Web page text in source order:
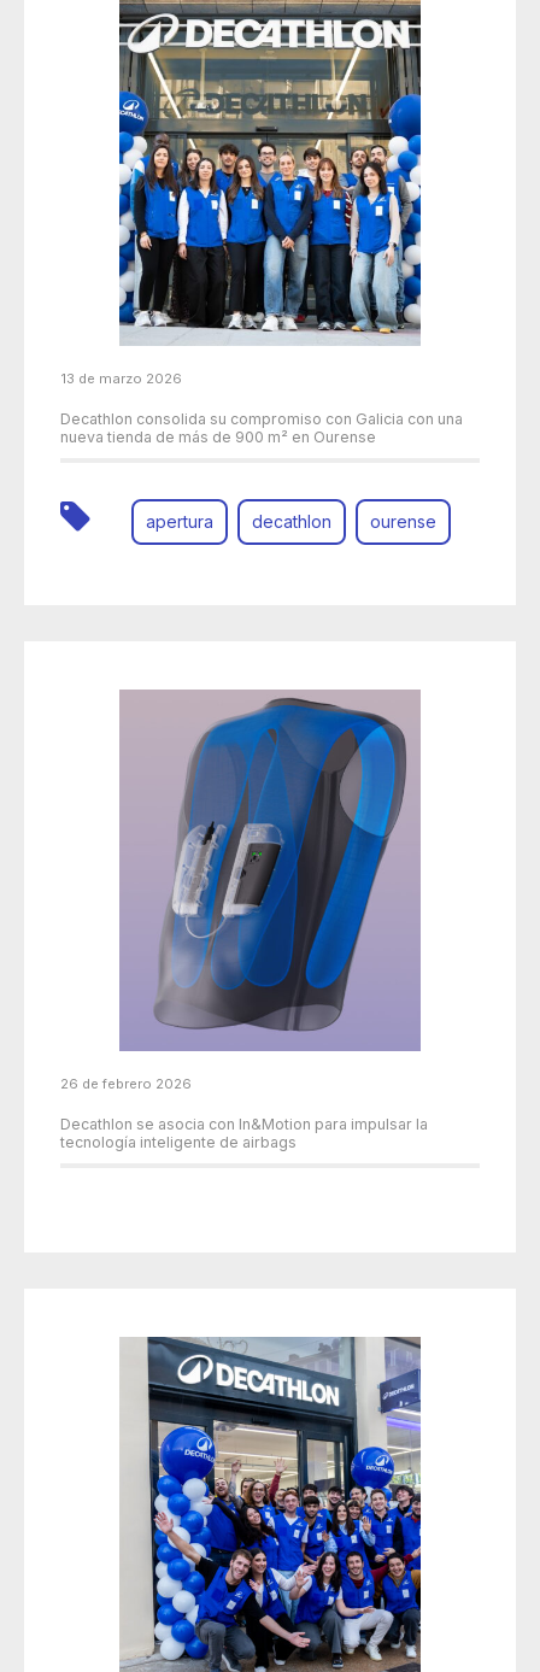
13 de marzo 2026
Decathlon consolida su compromiso con Galicia con una
nueva tienda de más de 900 m² en Ourense
apertura decathlon ourense
26 de febrero 2026
Decathlon se asocia con In&Motion para impulsar la
tecnología inteligente de airbags